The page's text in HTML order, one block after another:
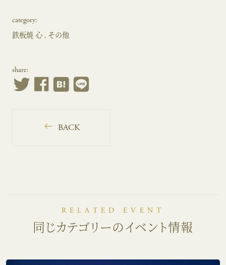
category:
鉄板焼 心
その他
share:
BACK
RELATED EVENT
同じカテゴリーのイベント情報